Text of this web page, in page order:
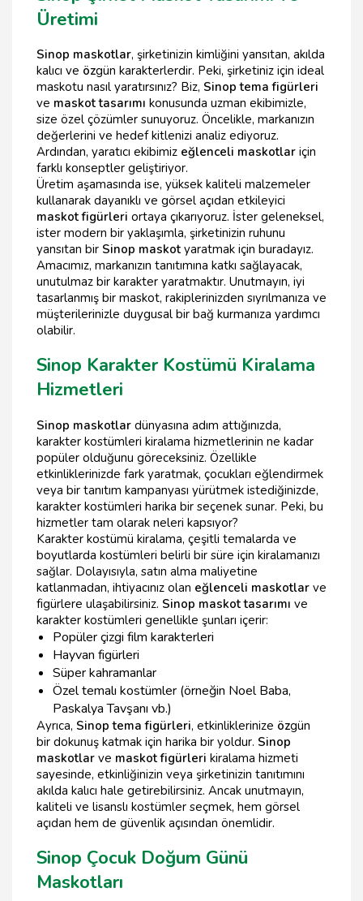
Üretimi
Sinop maskotlar, şirketinizin kimliğini yansıtan, akılda
kalıcı ve özgün karakterlerdir. Peki, şirketiniz için ideal
maskotu nasıl yaratırsınız? Biz, Sinop tema figürleri
ve maskot tasarımı konusunda uzman ekibimizle,
size özel çözümler sunuyoruz. Öncelikle, markanızın
değerlerini ve hedef kitlenizi analiz ediyoruz.
Ardından, yaratıcı ekibimiz eğlenceli maskotlar için
farklı konseptler geliştiriyor.
Üretim aşamasında ise, yüksek kaliteli malzemeler
kullanarak dayanıklı ve görsel açıdan etkileyici
maskot figürleri ortaya çıkarıyoruz. İster geleneksel,
ister modern bir yaklaşımla, şirketinizin ruhunu
yansıtan bir Sinop maskot yaratmak için buradayız.
Amacımız, markanızın tanıtımına katkı sağlayacak,
unutulmaz bir karakter yaratmaktır. Unutmayın, iyi
tasarlanmış bir maskot, rakiplerinizden sıyrılmanıza ve
müşterilerinizle duygusal bir bağ kurmanıza yardımcı
olabilir.
Sinop Karakter Kostümü Kiralama
Hizmetleri
Sinop maskotlar dünyasına adım attığınızda,
karakter kostümleri kiralama hizmetlerinin ne kadar
popüler olduğunu göreceksiniz. Özellikle
etkinliklerinizde fark yaratmak, çocukları eğlendirmek
veya bir tanıtım kampanyası yürütmek istediğinizde,
karakter kostümleri harika bir seçenek sunar. Peki, bu
hizmetler tam olarak neleri kapsıyor?
Karakter kostümü kiralama, çeşitli temalarda ve
boyutlarda kostümleri belirli bir süre için kiralamanızı
sağlar. Dolayısıyla, satın alma maliyetine
katlanmadan, ihtiyacınız olan eğlenceli maskotlar ve
figürlere ulaşabilirsiniz. Sinop maskot tasarımı ve
karakter kostümleri genellikle şunları içerir:
Popüler çizgi film karakterleri
Hayvan figürleri
Süper kahramanlar
Özel temalı kostümler (örneğin Noel Baba,
Paskalya Tavşanı vb.)
Ayrıca, Sinop tema figürleri, etkinliklerinize özgün
bir dokunuş katmak için harika bir yoldur. Sinop
maskotlar ve maskot figürleri kiralama hizmeti
sayesinde, etkinliğinizin veya şirketinizin tanıtımını
akılda kalıcı hale getirebilirsiniz. Ancak unutmayın,
kaliteli ve lisanslı kostümler seçmek, hem görsel
açıdan hem de güvenlik açısından önemlidir.
Sinop Çocuk Doğum Günü
Maskotları